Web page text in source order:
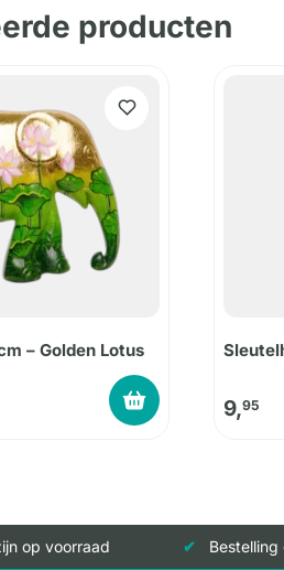
producten
– Golden Lotus
9,95
op voorraad